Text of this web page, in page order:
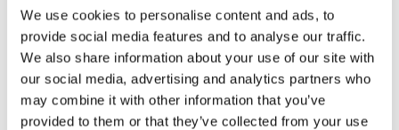
We use cookies to personalise content and ads, to
provide social media features and to analyse our traffic.
We also share information about your use of our site with
our social media, advertising and analytics partners who
may combine it with other information that you’ve
provided to them or that they’ve collected from your use
Porte RS485
1
Porte Ethernet
1